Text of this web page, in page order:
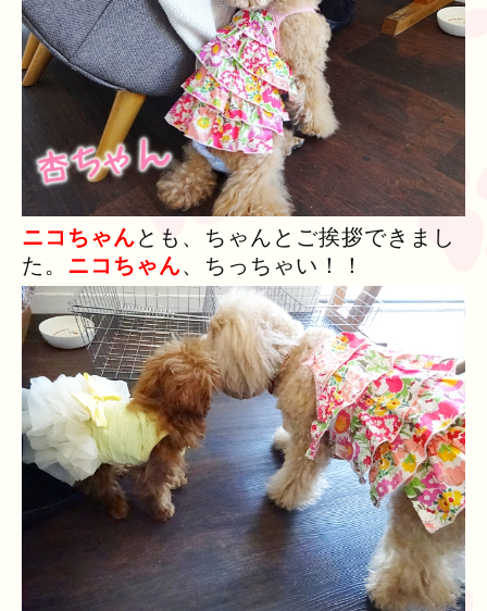
ニコちゃんとも、ちゃんとご挨拶できまし
た。 ニコちゃん、ちっちゃい！！